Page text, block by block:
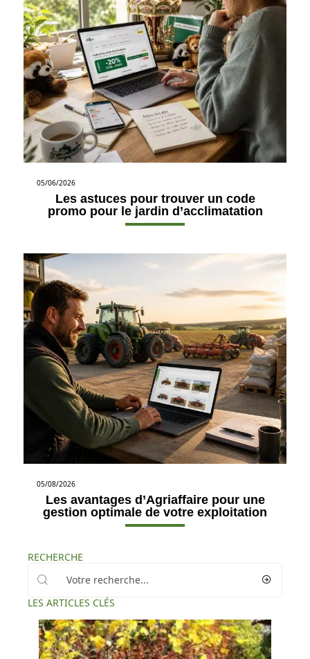
05/06/2026
Les astuces pour trouver un code
promo pour le jardin d’acclimatation
05/08/2026
Les avantages d’Agriaffaire pour une
gestion optimale de votre exploitation
RECHERCHE
LES ARTICLES CLÉS